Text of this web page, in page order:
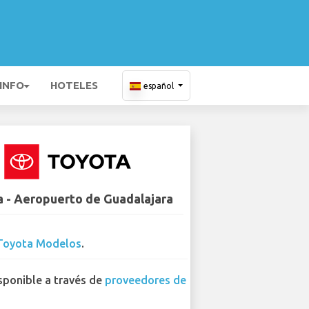
HOTELES español
- Aeropuerto de Guadalajara
Modelos.
a través de proveedores de